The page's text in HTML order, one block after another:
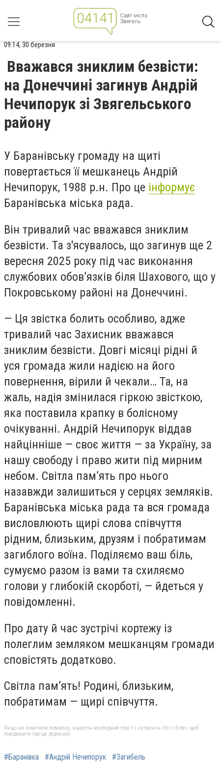
09:14, 30 березня
Вважався зниклим безвісти:
на Донеччині загинув Андрій
Нечипорук зі Звягельського
району
У Баранівську громаду на щиті
повертається її мешканець Андрій
Нечипорук, 1988 р.н. Про це інформує
Баранівська міська рада.
Він тривалий час вважався зниклим
безвісти. Та з'ясувалось, що загинув ще 2
вересня 2025 року під час виконання
службових обов’язків біля Шахового, що у
Покровському районі на Донеччині.
— Ця звістка болить особливо, адже
тривалий час Захисник вважався
зниклим безвісти. Довгі місяці рідні й
уся громада жили надією на його
повернення, вірили й чекали… Та, на
жаль, надія змінилася гіркою звісткою,
яка поставила крапку в болісному
очікуванні. Андрій Нечипорук віддав
найцінніше — своє життя — за Україну, за
нашу свободу і право жити під мирним
небом. Світла пам’ять про нього
назавжди залишиться у серцях земляків.
Баранівська міська рада та вся громада
висловлюють щирі слова співчуття
рідним, близьким, друзям і побратимам
загиблого воїна. Поділяємо ваш біль,
сумуємо разом із вами та схиляємо
голови у глибокій скорботі, — йдеться у
повідомленні.
Про дату й час зустрічі кортежу із
полеглим земляком мешканцям громади
сповістять додатково.
Світла пам’ять! Родині, близьким,
побратимам — щирі співчуття.
Якщо ви помітили помилку, виділіть необхідний текст і натисніть Ctrl + Enter, щоб
повідомити про це редакцію
#Баранівка #Андрій Нечипорук #Загибель